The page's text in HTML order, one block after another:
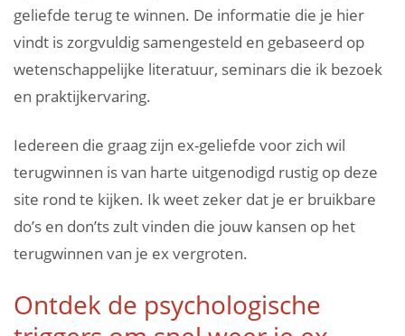
geliefde terug te winnen. De informatie die je hier
vindt is zorgvuldig samengesteld en gebaseerd op
wetenschappelijke literatuur, seminars die ik bezoek
en praktijkervaring.
Iedereen die graag zijn ex-geliefde voor zich wil
terugwinnen is van harte uitgenodigd rustig op deze
site rond te kijken. Ik weet zeker dat je er bruikbare
do’s en don’ts zult vinden die jouw kansen op het
terugwinnen van je ex vergroten.
Ontdek de psychologische